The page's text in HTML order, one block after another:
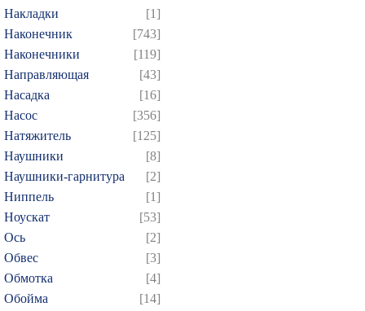
Накладки
[1]
Наконечник
[743]
Наконечники
[119]
Направляющая
[43]
Насадка
[16]
Насос
[356]
Натяжитель
[125]
Наушники
[8]
Наушники-гарнитура
[2]
Ниппель
[1]
Ноускат
[53]
Оcь
[2]
Обвес
[3]
Обмотка
[4]
Обойма
[14]